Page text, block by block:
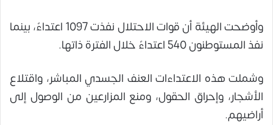
وأوضحت الهيئة أن قوات الاحتلال نفذت 1097 اعتداءً، بينما
نفذ المستوطنون 540 اعتداءً خلال الفترة ذاتها.
وشملت هذه الاعتداءات العنف الجسدي المباشر، واقتلاع
الأشجار، وإحراق الحقول، ومنع المزارعين من الوصول إلى
أراضيهم.